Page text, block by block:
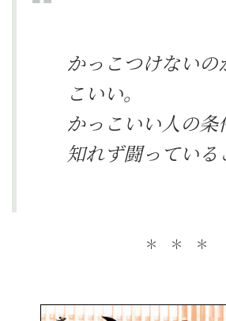
かっこつけないの
こいい。
かっこいい人の条
知れず闘っている
＊ ＊ ＊